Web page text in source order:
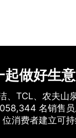
起做好生意
、TCL、农夫山
名销售员
位消费者建立可